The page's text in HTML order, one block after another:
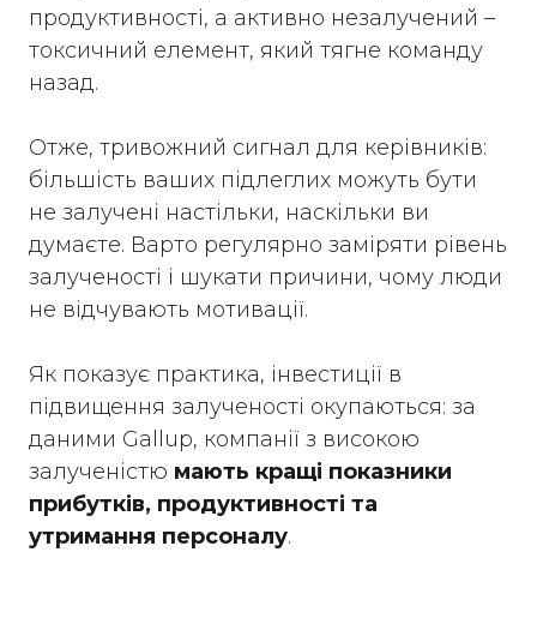
продуктивності, а активно незалучений –
токсичний елемент, який тягне команду
назад.
Отже, тривожний сигнал для керівників:
більшість ваших підлеглих можуть бути
не залучені настільки, наскільки ви
думаєте. Варто регулярно заміряти рівень
залученості і шукати причини, чому люди
не відчувають мотивації.
Як показує практика, інвестиції в
підвищення залученості окупаються: за
даними Gallup, компанії з високою
залученістю мають кращі показники
прибутків, продуктивності та
утримання персоналу.